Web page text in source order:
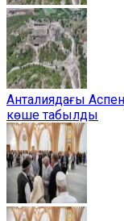
Анталиядағы
көше табылды